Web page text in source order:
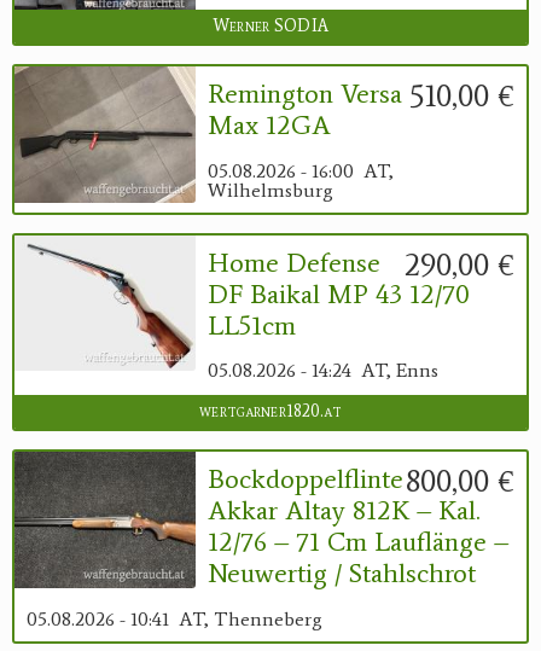
Werner SODIA
510,00 €
Remington Versa
Max 12GA
05.08.2026 - 16:00 AT,
Wilhelmsburg
290,00 €
Home Defense
DF Baikal MP 43 12/70
LL51cm
05.08.2026 - 14:24 AT, Enns
wertgarner1820.at
800,00 €
Bockdoppelflinte
Akkar Altay 812K – Kal.
12/76 – 71 Cm Lauflänge –
Neuwertig / Stahlschrot
05.08.2026 - 10:41 AT, Thenneberg